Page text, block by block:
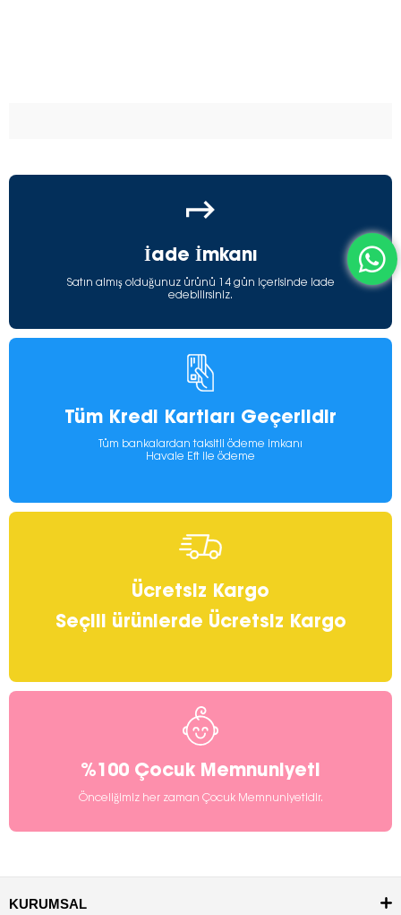
İade İmkanı
Satın almış olduğunuz ürünü 14 gün içerisinde iade
edebilirsiniz.
Tüm Kredi Kartları Geçerlidir
Tüm bankalardan taksitli ödeme imkanı
Havale Eft ile ödeme
Ücretsiz Kargo
Seçili ürünlerde Ücretsiz Kargo
%100 Çocuk Memnuniyeti
Önceliğimiz her zaman Çocuk Memnuniyetidir.
KURUMSAL